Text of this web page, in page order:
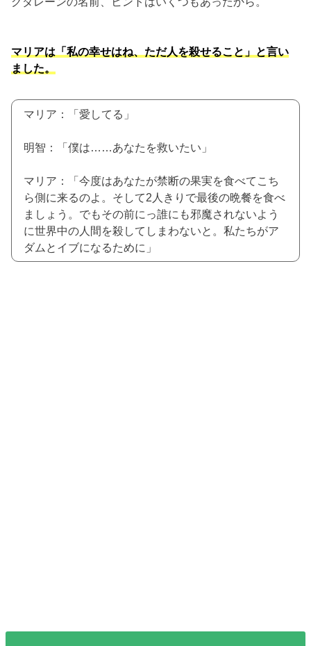
マリアは「私の幸せはね、ただ人を殺せること」と言い
ました。
マリア：「愛してる」
明智：「僕は……あなたを救いたい」
マリア：「今度はあなたが禁断の果実を食べてこち
ら側に来るのよ。そして2人きりで最後の晩餐を食べ
ましょう。でもその前にっ誰にも邪魔されないよう
に世界中の人間を殺してしまわないと。私たちがア
ダムとイブになるために」